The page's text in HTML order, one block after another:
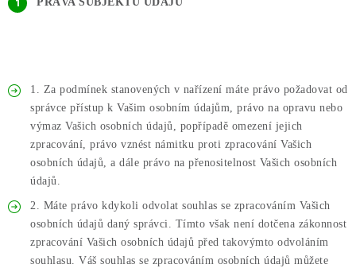
1. Za podmínek stanovených v nařízení máte právo požadovat od
správce přístup k Vašim osobním údajům, právo na opravu nebo
výmaz Vašich osobních údajů, popřípadě omezení jejich
zpracování, právo vznést námitku proti zpracování Vašich
osobních údajů, a dále právo na přenositelnost Vašich osobních
údajů.
2. Máte právo kdykoli odvolat souhlas se zpracováním Vašich
osobních údajů daný správci. Tímto však není dotčena zákonnost
zpracování Vašich osobních údajů před takovýmto odvoláním
souhlasu. Váš souhlas se zpracováním osobních údajů můžete